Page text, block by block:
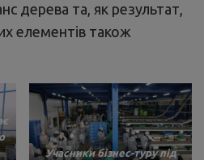
дерева та, як результат,
елементів також
Учасники бізнес-туру під